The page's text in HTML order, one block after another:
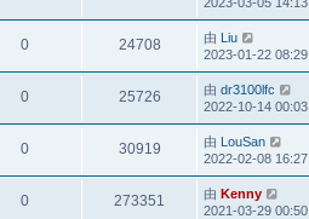
0 24708 由 Liu
2023-01-22 08:29
0 25726 由 dr3100lfc
2022-10-14 00:03
0 30919 由 LouSan
2022-02-08 16:27
0 273351 由 Kenny
2021-03-29 00:50